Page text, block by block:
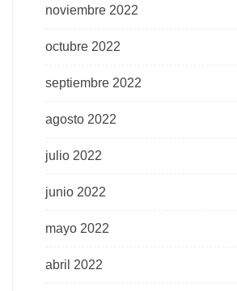
noviembre 2022
octubre 2022
septiembre 2022
agosto 2022
julio 2022
junio 2022
mayo 2022
abril 2022